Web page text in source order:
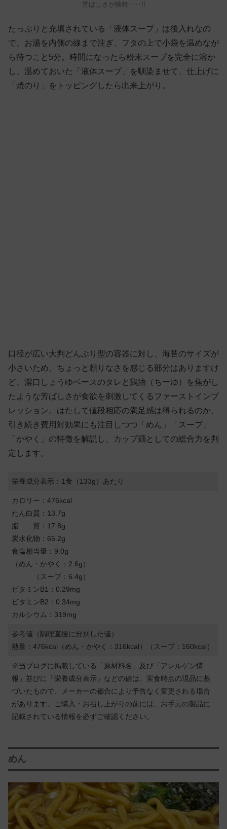
芳ばしさが独特‥‥!!
たっぷりと充填されている「液体スープ」は後入れなの
で、お湯を内側の線まで注ぎ、フタの上で小袋を温めなが
ら待つこと5分。時間になったら粉末スープを完全に溶か
し、温めておいた「液体スープ」を馴染ませて、仕上げに
「焼のり」をトッピングしたら出来上がり。
口径が広い大判どんぶり型の容器に対し、海苔のサイズが
小さいため、ちょっと頼りなさを感じる部分はありますけ
ど、濃口しょうゆベースのタレと鶏油（ちーゆ）を焦がし
たような芳ばしさが食欲を刺激してくるファーストインプ
レッション。はたして値段相応の満足感は得られるのか、
引き続き費用対効果にも注目しつつ「めん」「スープ」
「かやく」の特徴を解説し、カップ麺としての総合力を判
定します。
栄養成分表示：1食（133g）あたり
カロリー：476kcal
たん白質：13.7g
脂 質：17.8g
炭水化物：65.2g
食塩相当量：9.0g
（めん・かやく：2.6g）
（スープ：6.4g）
ビタミンB1：0.29mg
ビタミンB2：0.34mg
カルシウム：319mg
参考値（調理直後に分別した値）
熱量：476kcal（めん・かやく：316kcal）（スープ：160kcal）
※当ブログに掲載している「原材料名」及び「アレルゲン情
報」並びに「栄養成分表示」などの値は、実食時点の現品に基
づいたもので、メーカーの都合により予告なく変更される場合
があります。ご購入・お召し上がりの前には、お手元の製品に
記載されている情報を必ずご確認ください。
めん